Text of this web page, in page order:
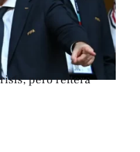
pero reitera